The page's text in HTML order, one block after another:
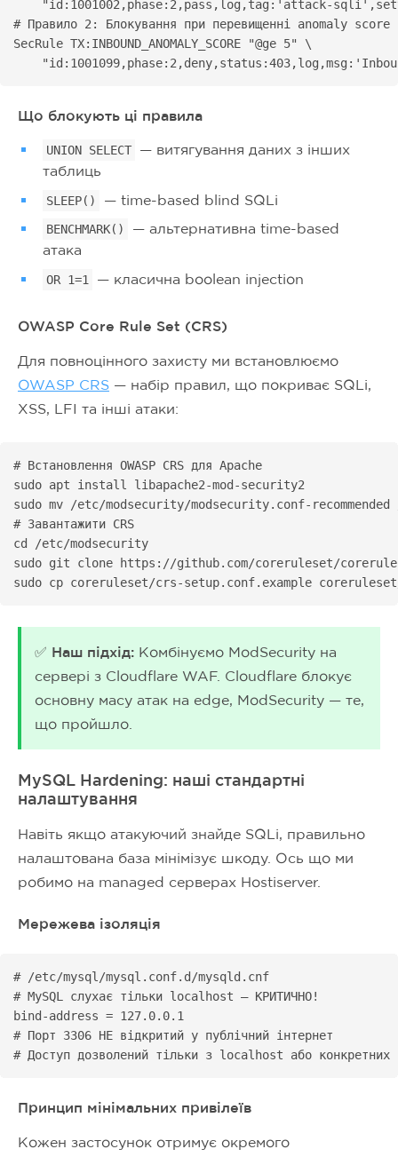
"id:1001002,phase:2,pass,log,tag:'attack-
# Правило 2: Блокування при перевищенні anomaly score
SecRule TX:INBOUND_ANOMALY_SCORE "@ge 5" \
Що блокують ці правила
UNION SELECT
— витягування даних з інших
таблиць
SLEEP() — time-based blind SQLi
BENCHMARK()
— альтернативна time-based
атака
OR 1=1 — класична boolean injection
OWASP Core Rule Set (CRS)
Для повноцінного захисту ми встановлюємо
OWASP CRS — набір правил, що покриває SQLi,
XSS, LFI та інші атаки:
# Встановлення OWASP CRS для Apache
sudo apt install libapache2-mod-security2
sudo mv /etc/modsecurity/modsecurity.conf-
# Завантажити CRS
cd /etc/modsecurity
sudo git clone https://github.com/coreruleset/
sudo cp coreruleset/crs-setup.conf.example
✅ Наш підхід: Комбінуємо ModSecurity на
сервері з Cloudflare WAF. Cloudflare блокує
основну масу атак на edge, ModSecurity — те,
що пройшло.
MySQL Hardening: наші стандартні
налаштування
Навіть якщо атакуючий знайде SQLi, правильно
налаштована база мінімізує шкоду. Ось що ми
робимо на managed серверах Hostiserver.
Мережева ізоляція
# /etc/mysql/mysql.conf.d/mysqld.cnf
# MySQL слухає тільки localhost — КРИТИЧНО!
bind-address = 127.0.0.1
# Порт 3306 НЕ відкритий у публічний інтернет
# Доступ дозволений тільки з localhost або
Принцип мінімальних привілеїв
Кожен застосунок отримує окремого